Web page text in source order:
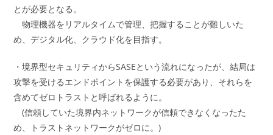
とが必要となる。
物理機器をリアルタイムで管理、把握することが難しいた
め、デジタル化、クラウド化を目指す。
・境界型セキュリティからSASEという流れになったが、結局は
攻撃を受けるエンドポイントを保護する必要があり、それらを
含めてゼロトラストと呼ばれるように。
(信頼していた境界内ネットワークが信頼できなくなったた
め、トラストネットワークがゼロに。)